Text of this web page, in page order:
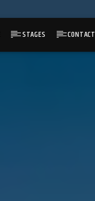
STAGES CONTACT